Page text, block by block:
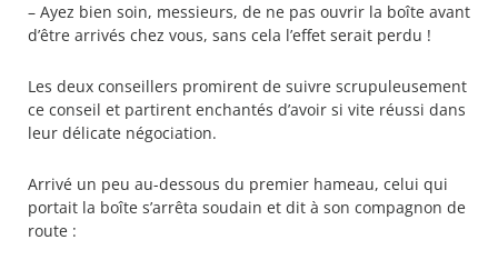
– Ayez bien soin, messieurs, de ne pas ouvrir la boîte avant
d’être arrivés chez vous, sans cela l’effet serait perdu !
Les deux conseillers promirent de suivre scrupuleusement
ce conseil et partirent enchantés d’avoir si vite réussi dans
leur délicate négociation.
Arrivé un peu au-dessous du premier hameau, celui qui
portait la boîte s’arrêta soudain et dit à son compagnon de
route :